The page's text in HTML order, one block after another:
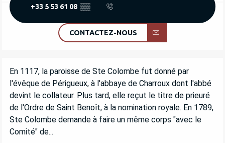
+33 5 53 61 08 ▒▒
CONTACTEZ-NOUS
DESCRIPTION
En 1117, la paroisse de Ste Colombe fut donné par
l'évêque de Périgueux, à l'abbaye de Charroux dont l'abbé
devint le collateur. Plus tard, elle reçut le titre de prieuré
de l'Ordre de Saint Benoît, à la nomination royale. En 1789,
Ste Colombe demande à faire un même corps "avec le
Comité" de...